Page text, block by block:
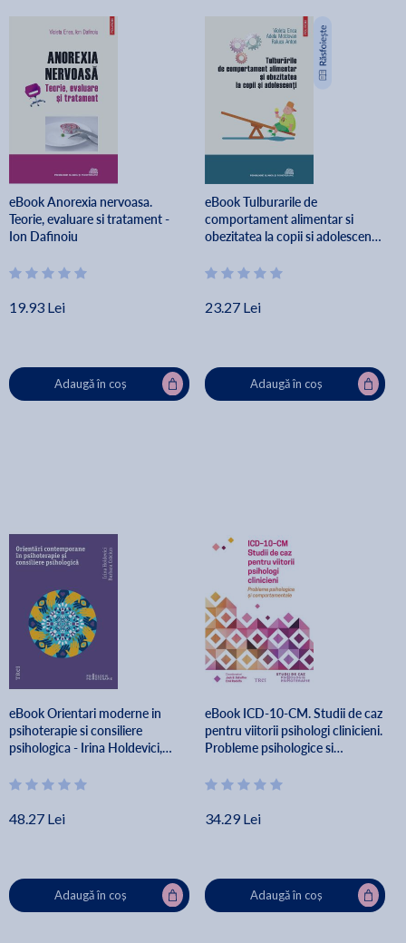
eBook Anorexia nervoasa.
Teorie, evaluare si tratament -
Ion Dafinoiu
19.93 Lei
Adaugă în coș
eBook Tulburarile de
comportament alimentar si
obezitatea la copii si adolescenti
23.27 Lei
Adaugă în coș
eBook Orientari moderne in
psihoterapie si consiliere
psihologica - Irina Holdevici,
48.27 Lei
Adaugă în coș
eBook ICD-10-CM. Studii de caz
pentru viitorii psihologi clinicieni.
Probleme psihologice si
Rodolfa, Jack B. Schaffer
34.29 Lei
Adaugă în coș